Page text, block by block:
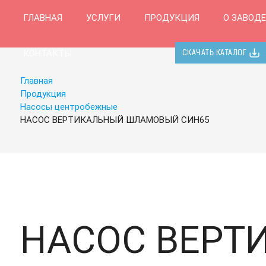
ГЛАВНАЯ УСЛУГИ ПРОДУКЦИЯ О ЗАВОДЕ
СКАЧАТЬ КАТАЛОГ
Главная
Продукция
Насосы центробежные
НАСОС ВЕРТИКАЛЬНЫЙ ШЛАМОВЫЙ СИН65
НАСОС